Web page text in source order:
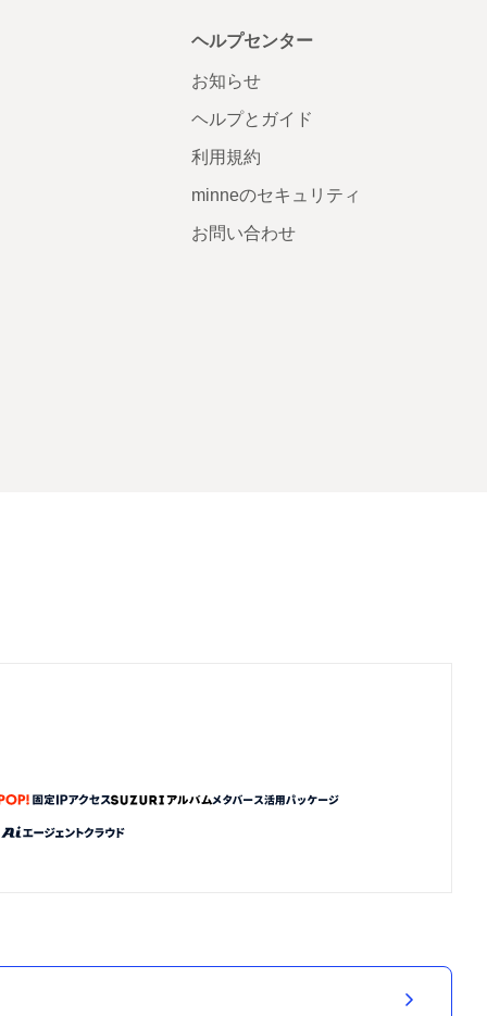
ヘルプセンター
お知らせ
ヘルプとガイド
利用規約
minneのセキュリティ
お問い合わせ